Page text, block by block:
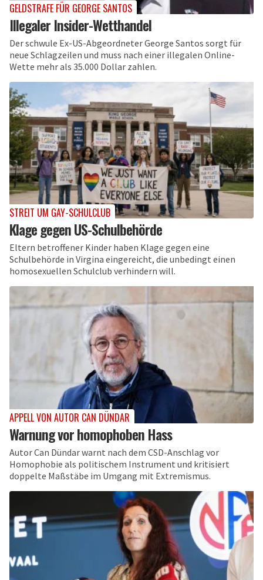
GELDSTRAFE FÜR GEORGE SANTOS
Illegaler Insider-Wetthandel
Der schwule Ex-US-Abgeordneter George Santos sorgt für
neue Schlagzeilen und muss nach einer illegalen Online-
Wette mehr als 35.000 Dollar zahlen.
STREIT UM GAY-SCHULCLUB
Klage gegen US-Schulbehörde
Eltern betroffener Kinder haben Klage gegen eine
Schulbehörde in Virgina eingereicht, die unbedingt einen
homosexuellen Schulclub verhindern will.
APPELL VON AUTOR CAN DÜNDAR
Warnung vor homophoben Hass
Autor Can Dündar warnt nach dem CSD-Anschlag vor
Homophobie als politischem Instrument und kritisiert
doppelte Maßstäbe im Umgang mit Extremismus.